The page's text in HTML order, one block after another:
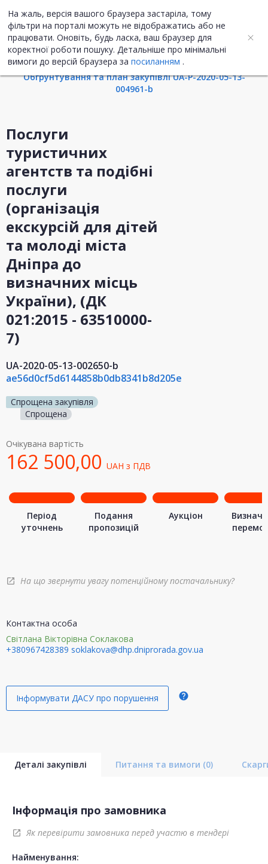
На жаль, версія вашого браузера застаріла, тому
фільтри на порталі можуть не відображатись або не
працювати. Оновіть, будь ласка, ваш браузер для
коректної роботи пошуку. Детальніше про мінімальні
вимоги до версій браузера за посиланням .
UA ENG
Інформація про закупівлю
Обгрунтування та план закупівлі UA-P-2020-05-13-
004961-b
Послуги
туристичних
агентств та подібні
послуги
(організація
екскурсій для дітей
та молоді міста
Дніпра до
визначних місць
України), (ДК
021:2015 - 63510000-
7)
UA-2020-05-13-002650-b
ae56d0cf5d6144858b0db8341b8d205e
Спрощена закупівля
Спрощена
Очікувана вартість
162 500,00 UAH з ПДВ
Період
уточнень
Подання
пропозицій
Аукціон
open_in_new На що звернути увагу потенційному постачальнику?
Контактна особа
Світлана Вікторівна Соклакова
+380967428389 soklakova@dhp.dniprorada.gov.ua
Інформувати ДАСУ про порушення help
Деталі закупівлі Питання та вимоги (0)
Інформація про замовника
open_in_new Як перевірити замовника перед участю в тендері
Найменування: